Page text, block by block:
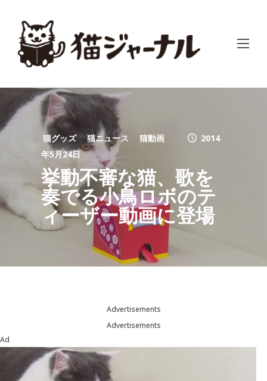
猫グッズ 猫ニュース 猫動画
2014
年5月24日
挙動不審な猫、歌を
奏でる小鳥ロボのテ
ィーザー動画に登場
Advertisements
Advertisements
Ad